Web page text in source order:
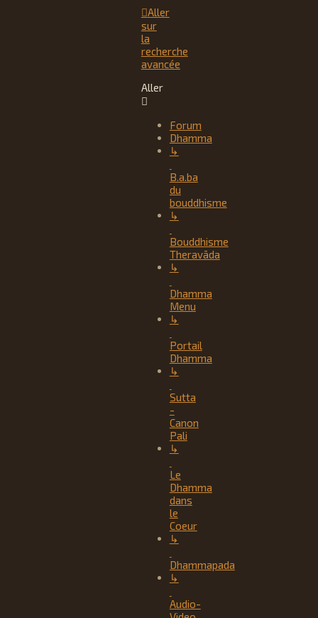
Aller
sur
la
recherche
avancée
Aller
Forum
Dhamma
↳
B.a.ba
du
bouddhisme
↳
Bouddhisme
Theravāda
↳
Dhamma
Menu
↳
Portail
Dhamma
↳
Sutta
-
Canon
Pali
↳
Le
Dhamma
dans
le
Coeur
↳
Dhammapada
↳
Audio-